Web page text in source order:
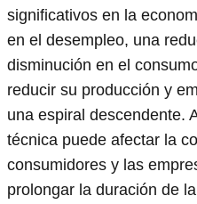
significativos en la
en el desempleo, una
disminución en el
reducir su producción y
una espiral descendente.
técnica puede afectar la
consumidores y las
prolongar la duración de